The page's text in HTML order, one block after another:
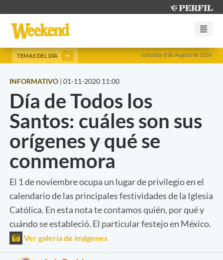
Saturday 8 de August de 2026
TEMAS DEL DÍA
INFORMATIVO | 01-11-2020 11:00
Día de Todos los
Santos: cuáles son sus
orígenes y qué se
conmemora
El 1 de noviembre ocupa un lugar de privilegio en el
calendario de las principales festividades de la Iglesia
Católica. En esta nota te contamos quién, por qué y
cuándo se estableció. El particular festejo en México.
Ver galería de imágenes